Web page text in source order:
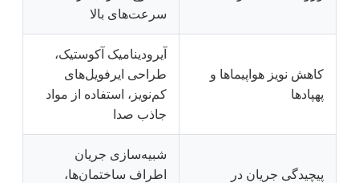
سرعت‌های بالا
کاهش نویز هواپیماها و
پهپادها
آیرودینامیک آکوستیک،
طراحی ایرفویل‌های
کم‌نویز، استفاده از مواد
جاذب صدا
پیچیدگی جریان در
شبیه‌سازی جریان
اطراف ساختمان‌ها،